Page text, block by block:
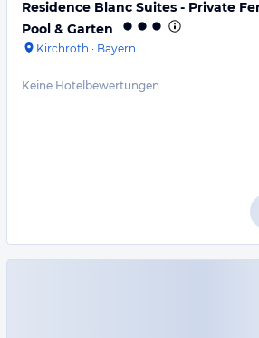
Residence Blanc Suites - Private
Pool & Garten
Kirchroth · Bayern
Keine Hotelbewertungen